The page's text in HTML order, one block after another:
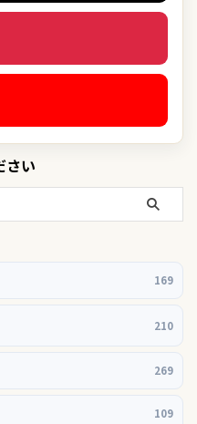
さい
169
210
269
109